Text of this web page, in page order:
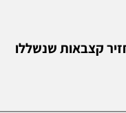
קצבאות שנשללו